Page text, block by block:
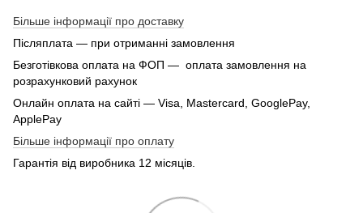
Більше інформації про доставку
Післяплата — при отриманні замовлення
Безготівкова оплата на ФОП — оплата замовлення на
розрахунковий рахунок
Онлайн оплата на сайті — Visa, Mastercard, GooglePay,
ApplePay
Більше інформації про оплату
Гарантія від виробника 12 місяців.